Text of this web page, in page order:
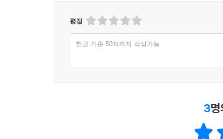
제10장 집단상담 계획과 평가
1. 집단상담 계획
2. 집단상담 평가
평점
한글 기준 50자까지 작성가능
3